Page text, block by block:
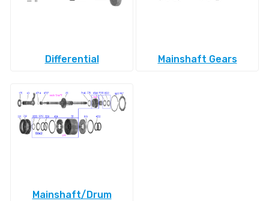
Differential Mainshaft Gears
Mainshaft/Drum